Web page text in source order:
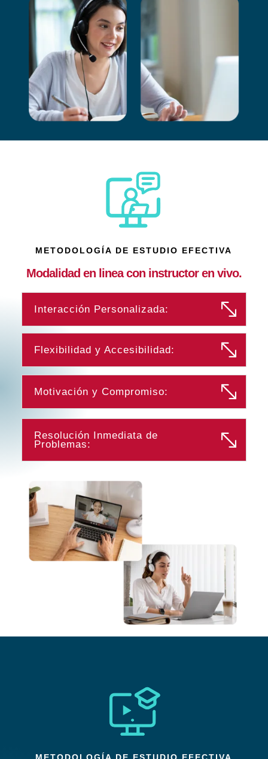
METODOLOGÍA DE ESTUDIO EFECTIVA
Modalidad en linea con instructor en vivo.
Interacción Personalizada:
Flexibilidad y Accesibilidad:
Motivación y Compromiso:
Resolución Inmediata de
Problemas: